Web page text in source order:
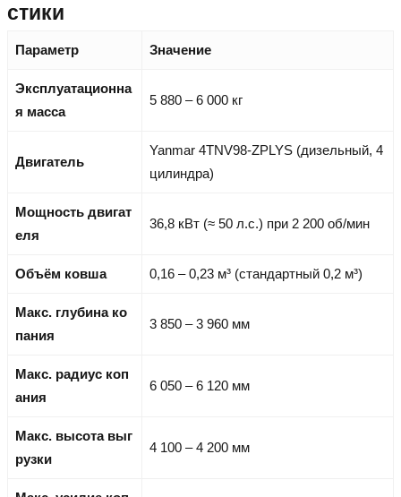
стики
Параметр Значение
Эксплуатационна
я масса
5 880 – 6 000 кг
Двигатель
Yanmar 4TNV98-ZPLYS (дизельный, 4
цилиндра)
Мощность двигат
еля
36,8 кВт (≈ 50 л.с.) при 2 200 об/мин
Объём ковша 0,16 – 0,23 м³ (стандартный 0,2 м³)
Макс. глубина ко
пания
3 850 – 3 960 мм
Макс. радиус коп
ания
6 050 – 6 120 мм
Макс. высота выг
рузки
4 100 – 4 200 мм